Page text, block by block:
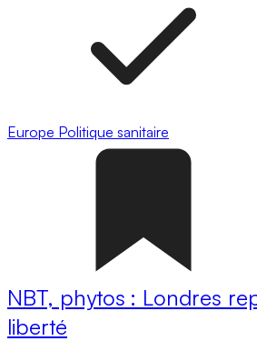
Europe Politique sanitaire
NBT, phytos : Londres
liberté